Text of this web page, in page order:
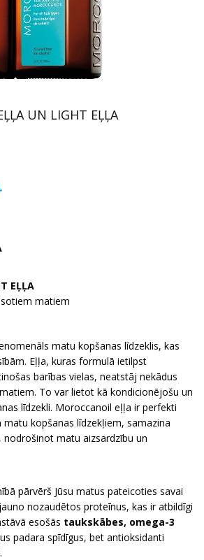
UN LIGHT EĻĻA
EĻĻA
matiem
matu kopšanas līdzeklis, kas
Eļļa, kuras formulā ietilpst
barības vielas, neatstāj nekādus
To var lietot kā kondicionējošu un
līdzekli. Moroccanoil eļļa ir perfekti
kopšanas līdzekļiem, samazina
nodrošinot matu aizsardzību un
pārvērš Jūsu matus pateicoties savai
nozaudētos proteīnus, kas ir atbildīgi
esošās taukskābes, omega-3
padara spīdīgus, bet antioksidanti